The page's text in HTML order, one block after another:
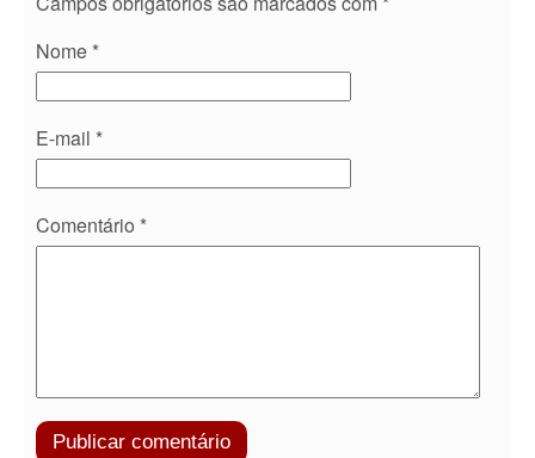
Nome *
E-mail *
Comentário *